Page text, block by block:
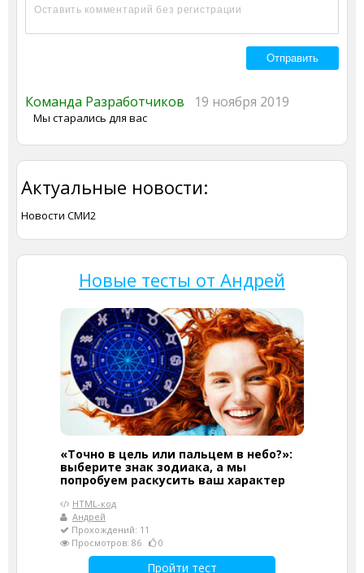
Команда Разработчиков 19 ноября 2019
Мы старались для вас
Актуальные новости:
Новости СМИ2
Новые тесты от Андрей
«Точно в цель или пальцем в небо?»:
выберите знак зодиака, а мы
попробуем раскусить ваш характер
HTML-код
Андрей
Прохождений: 11
Просмотров: 86
0
Пройти тест